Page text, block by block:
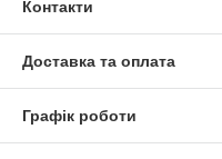
Контакти
Доставка та оплата
Графік роботи